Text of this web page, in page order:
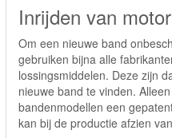
Inrijden van
Om een nieuwe band
gebruiken bijna alle
lossingsmiddelen. Deze zijn
nieuwe band te vinden.
bandenmodellen een
kan bij de productie afzien